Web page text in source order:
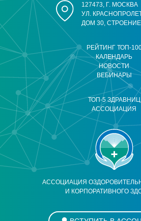
АССОЦИАЦИЯ
И КОРПОРАТИВНОГО
РЕЙТИНГ ТОП-
КАЛЕНДАРЬ
НОВОСТИ
ВЕБИНАРЫ
ТОП-5 ЗДРАВНИЦ
АССОЦИАЦИЯ
127473, Г. МОСКВА
УЛ.
ДОМ 30,